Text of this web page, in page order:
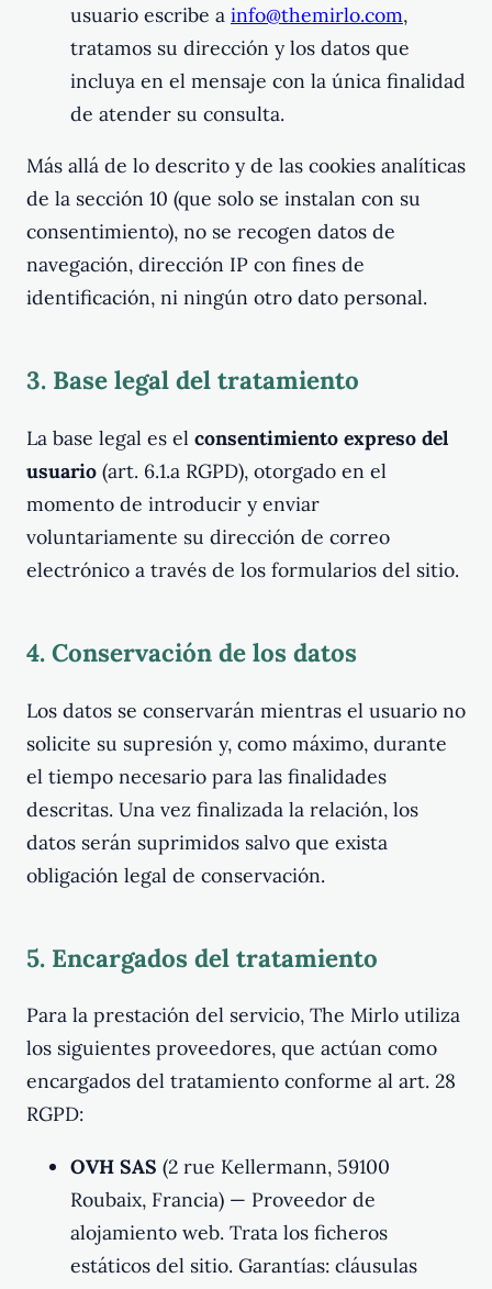
usuario escribe a info@themirlo.com,
tratamos su dirección y los datos que
incluya en el mensaje con la única finalidad
de atender su consulta.
Más allá de lo descrito y de las cookies analíticas
de la sección 10 (que solo se instalan con su
consentimiento), no se recogen datos de
navegación, dirección IP con fines de
identificación, ni ningún otro dato personal.
3. Base legal del tratamiento
La base legal es el consentimiento expreso del
usuario (art. 6.1.a RGPD), otorgado en el
momento de introducir y enviar
voluntariamente su dirección de correo
electrónico a través de los formularios del sitio.
4. Conservación de los datos
Los datos se conservarán mientras el usuario no
solicite su supresión y, como máximo, durante
el tiempo necesario para las finalidades
descritas. Una vez finalizada la relación, los
datos serán suprimidos salvo que exista
obligación legal de conservación.
5. Encargados del tratamiento
Para la prestación del servicio, The Mirlo utiliza
los siguientes proveedores, que actúan como
encargados del tratamiento conforme al art. 28
RGPD:
OVH SAS (2 rue Kellermann, 59100
Roubaix, Francia) — Proveedor de
alojamiento web. Trata los ficheros
estáticos del sitio. Garantías: cláusulas